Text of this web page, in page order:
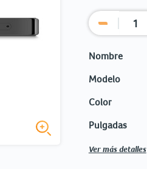
Nombre
Modelo
Color
Pulgadas
Ver más detalles